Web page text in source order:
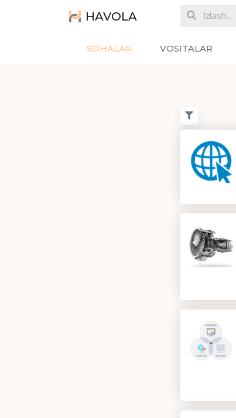
HAVOLA
SOHALAR VOSITALAR